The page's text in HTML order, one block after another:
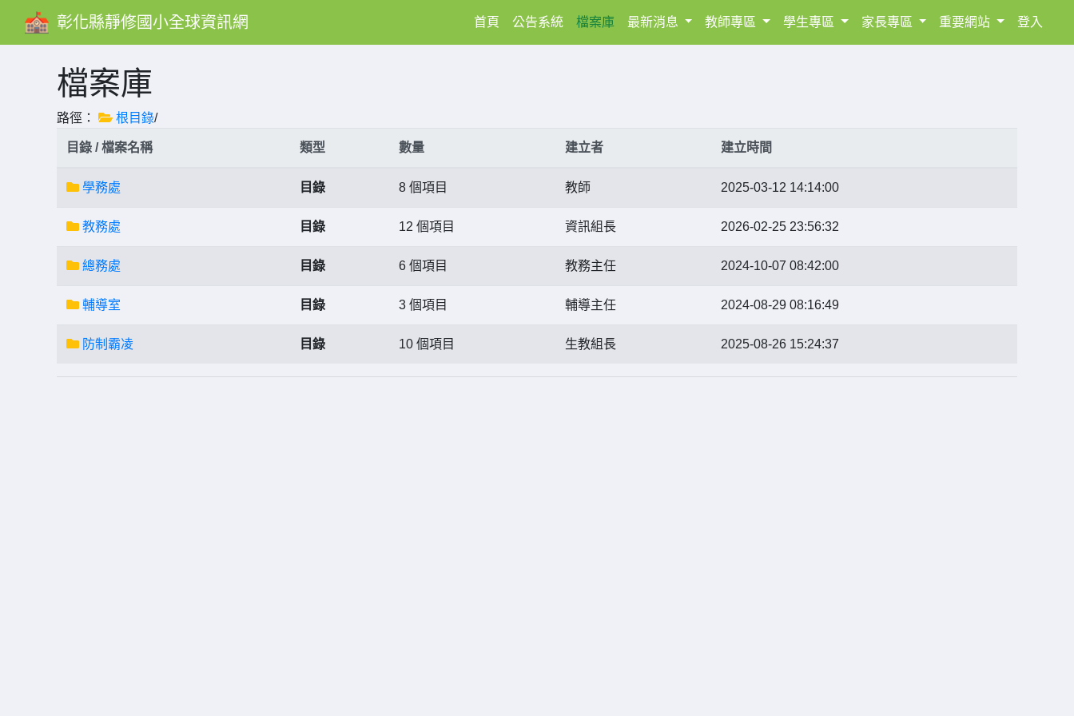
彰化縣靜修國小全球資訊網 首頁(current)
公告系統 檔案庫 最新消息 教師專區 學生專區 家長專區 重要網站 登入
檔案庫
路徑： 根目錄/
目錄 / 檔案名稱 類型 數量 建立者 建立時間
學務處 目錄 8 個項目 教師 2025-03-12 14:14:00
教務處 目錄 12 個項目 資訊組長 2026-02-25 23:56:32
總務處 目錄 6 個項目 教務主任 2024-10-07 08:42:00
輔導室 目錄 3 個項目 輔導主任 2024-08-29 08:16:49
防制霸凌 目錄 10 個項目 生教組長 2025-08-26 15:24:37